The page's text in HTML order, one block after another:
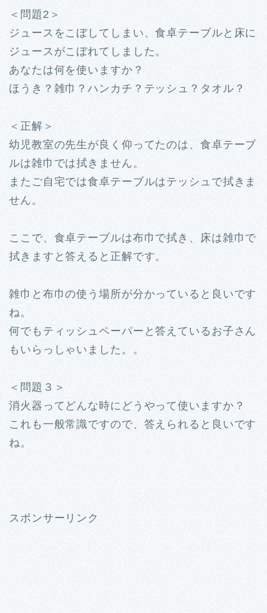
＜問題2＞
ジュースをこぼしてしまい、食卓テーブルと床に
ジュースがこぼれてしました。
あなたは何を使いますか？
ほうき？雑巾？ハンカチ？テッシュ？タオル？
＜正解＞
幼児教室の先生が良く仰ってたのは、食卓テーブ
ルは雑巾では拭きません。
またご自宅では食卓テーブルはテッシュで拭きま
せん。
ここで、 食卓テーブルは布巾で拭き、床は雑巾で
拭きます と答えると正解です。
雑巾と布巾の使う場所が分かっていると良いです
ね。
何でもティッシュペーパーと答えているお子さん
もいらっしゃいました。。
＜問題３＞
消火器ってどんな時にどうやって使いますか？
これも一般常識ですので、答えられると良いです
ね。
スポンサーリンク